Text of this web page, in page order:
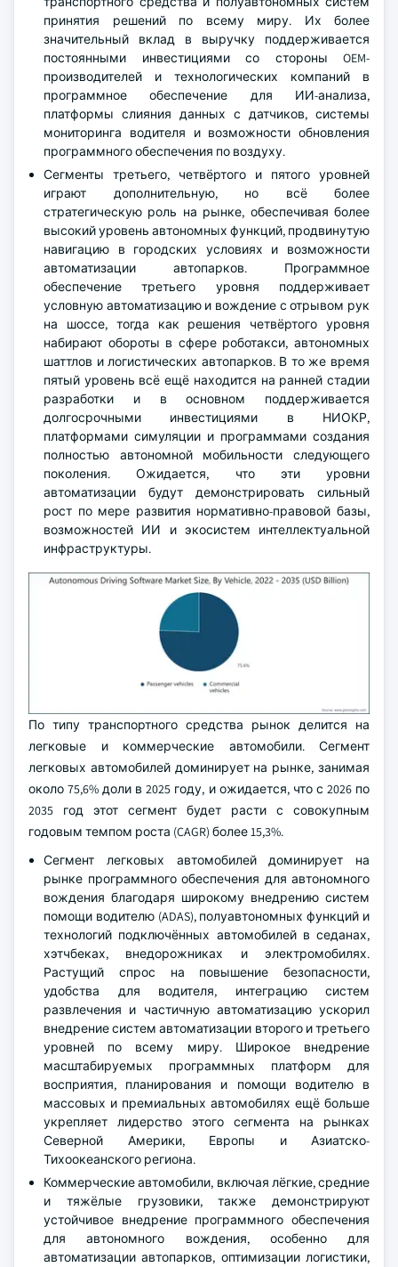
принятия решений по всему миру. Их более
значительный вклад в выручку поддерживается
постоянными инвестициями со стороны OEM-
производителей и технологических компаний в
программное обеспечение для ИИ-анализа,
платформы слияния данных с датчиков, системы
мониторинга водителя и возможности обновления
программного обеспечения по воздуху.
Сегменты третьего, четвёртого и пятого уровней
играют дополнительную, но всё более
стратегическую роль на рынке, обеспечивая более
высокий уровень автономных функций, продвинутую
навигацию в городских условиях и возможности
автоматизации автопарков. Программное
обеспечение третьего уровня поддерживает
условную автоматизацию и вождение с отрывом рук
на шоссе, тогда как решения четвёртого уровня
набирают обороты в сфере роботакси, автономных
шаттлов и логистических автопарков. В то же время
пятый уровень всё ещё находится на ранней стадии
разработки и в основном поддерживается
долгосрочными инвестициями в НИОКР,
платформами симуляции и программами создания
полностью автономной мобильности следующего
поколения. Ожидается, что эти уровни
автоматизации будут демонстрировать сильный
рост по мере развития нормативно-правовой базы,
возможностей ИИ и экосистем интеллектуальной
инфраструктуры.
По типу транспортного средства рынок делится на
легковые и коммерческие автомобили. Сегмент
легковых автомобилей доминирует на рынке, занимая
около 75,6% доли в 2025 году, и ожидается, что с 2026 по
2035 год этот сегмент будет расти с совокупным
годовым темпом роста (CAGR) более 15,3%.
Сегмент легковых автомобилей доминирует на
рынке программного обеспечения для автономного
вождения благодаря широкому внедрению систем
помощи водителю (ADAS), полуавтономных функций и
технологий подключённых автомобилей в седанах,
хэтчбеках, внедорожниках и электромобилях.
Растущий спрос на повышение безопасности,
удобства для водителя, интеграцию систем
развлечения и частичную автоматизацию ускорил
внедрение систем автоматизации второго и третьего
уровней по всему миру. Широкое внедрение
масштабируемых программных платформ для
восприятия, планирования и помощи водителю в
массовых и премиальных автомобилях ещё больше
укрепляет лидерство этого сегмента на рынках
Северной Америки, Европы и Азиатско-
Тихоокеанского региона.
Коммерческие автомобили, включая лёгкие, средние
и тяжёлые грузовики, также демонстрируют
устойчивое внедрение программного обеспечения
для автономного вождения, особенно для
автоматизации автопарков, оптимизации логистики,